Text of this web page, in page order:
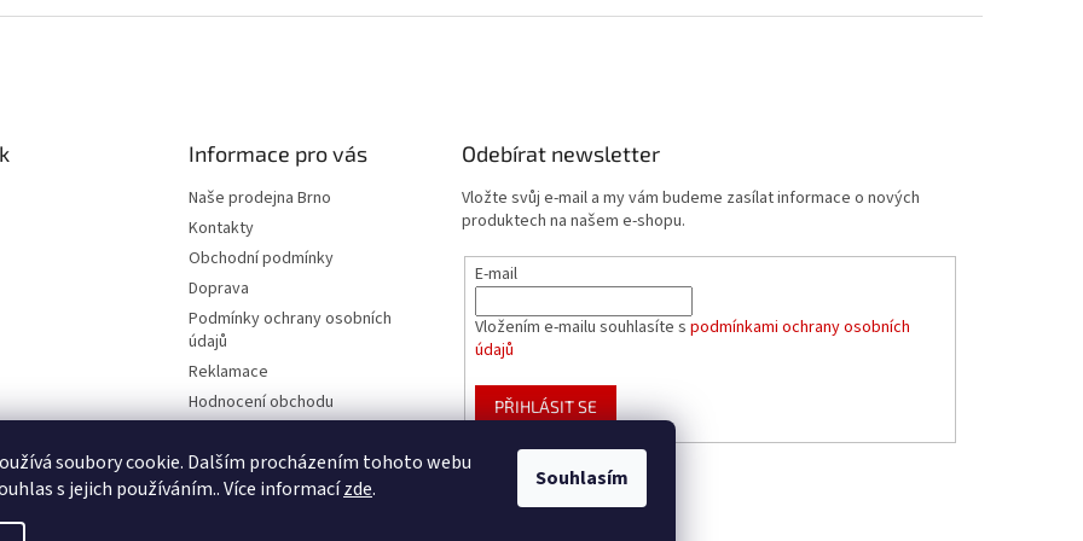
soubory cookie. Dalším procházením tohoto webu
s jejich používáním.. Více informacízde. Souhlasím
Informace pro vás
Naše prodejna Brno
Kontakty
Obchodní podmínky
Doprava
Podmínky ochrany osobních
údajů
Reklamace
Hodnocení obchodu
Blog
Odebírat newsletter
Vložte svůj e-mail a my vám budeme zasílat informace o nových
produktech na našem e-shopu.
E-mail
Vložením e-mailu souhlasíte spodmínkami ochrany osobních
údajů
PŘIHLÁSIT SE